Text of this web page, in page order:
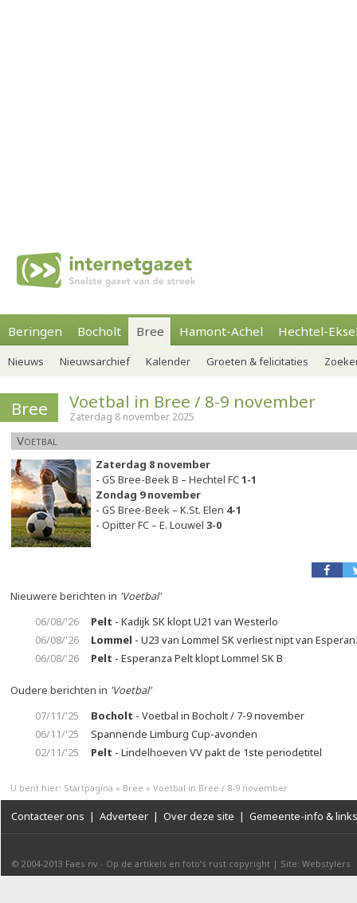
Beringen Bocholt Bree Hamont-Achel Hechtel-
Nieuws Nieuwsarchief Kalender Groeten & felicitaties
Bree Voetbal in Bree / 8-9 november
Zaterdag 8 november 2025
Voetbal
Zaterdag 8 november
- GS Bree-Beek B – Hechtel FC1-1
Zondag 9 november
- GS Bree-Beek – K.St. Elen 4-1
- Opitter FC – E. Louwel 3-0
Nieuwere berichten in 'Voetbal'
06/08/'26
Pelt - Kadijk SK klopt U21 van Westerlo
06/08/'26
Lommel - U23 van Lommel SK verliest nipt van
06/08/'26
Pelt - Esperanza Pelt klopt Lommel SK B
Oudere berichten in 'Voetbal'
07/11/'25
Bocholt - Voetbal in Bocholt / 7-9 november
06/11/'25
Spannende Limburg Cup-avonden
02/11/'25
Pelt - Lindelhoeven VV pakt de 1ste periodetitel
U bent hier: Startpagina » Bree » Voetbal in Bree / 8-9 november
Contacteer ons | Adverteer | Over deze site | Gemeente-info & links
© 2004-2013 Faes nv - Op de artikels en foto’s rust copyright | Site: Webstylers